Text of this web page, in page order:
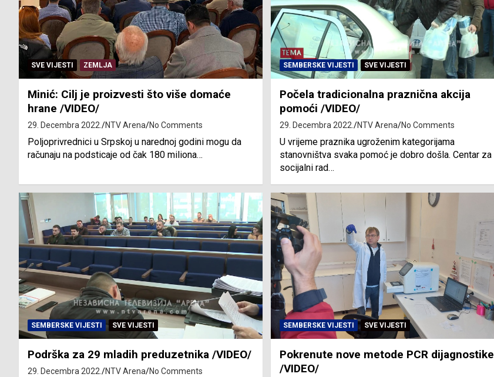
SVE VIJESTI ZEMLJA
Minić: Cilj je proizvesti što više domaće
hrane /VIDEO/
29. Decembra 2022. NTV Arena No Comments
Poljoprivrednici u Srpskoj u narednoj godini mogu da
računaju na podsticaje od čak 180 miliona…
SEMBERSKE VIJESTI SVE VIJESTI
Počela tradicionalna praznična akcija
pomoći /VIDEO/
29. Decembra 2022. NTV Arena No Comments
U vrijeme praznika ugroženim kategorijama
stanovništva svaka pomoć je dobro došla. Centar za
socijalni rad…
SEMBERSKE VIJESTI SVE VIJESTI
Podrška za 29 mladih preduzetnika /VIDEO/
29. Decembra 2022. NTV Arena No Comments
SEMBERSKE VIJESTI SVE VIJESTI
Pokrenute nove metode PCR dijagnostike
/VIDEO/